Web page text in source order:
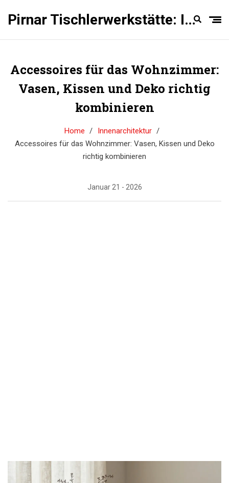
Pirnar Tischlerwerkstätte: Innentüren Experten
Accessoires für das Wohnzimmer:
Vasen, Kissen und Deko richtig
kombinieren
Home
Innenarchitektur
Accessoires für das Wohnzimmer: Vasen, Kissen und Deko
richtig kombinieren
Januar 21 - 2026